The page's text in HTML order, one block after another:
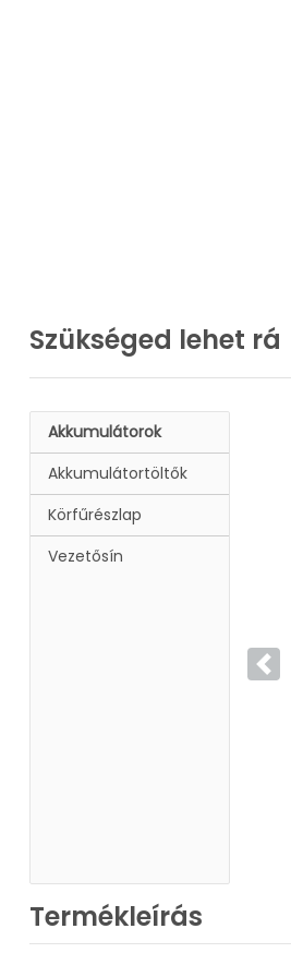
Szükséged lehet rá
Akkumulátorok
Akkumulátortöltők
Körfűrészlap
Vezetősín
Előző
Termékleírás